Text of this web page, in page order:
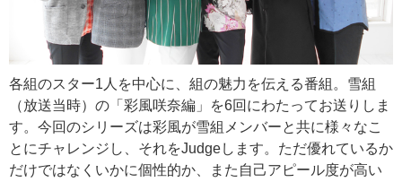
各組のスター1人を中心に、組の魅力を伝える番組。雪組
（放送当時）の「彩風咲奈編」を6回にわたってお送りしま
す。今回のシリーズは彩風が雪組メンバーと共に様々なこ
とにチャレンジし、それをJudgeします。ただ優れているか
だけではなくいかに個性的か、また自己アピール度が高い